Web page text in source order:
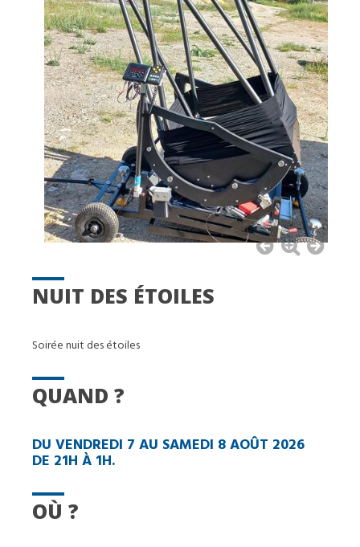
NUIT DES ÉTOILES
Soirée nuit des étoiles
QUAND ?
DU VENDREDI 7 AU SAMEDI 8 AOÛT 2026
DE 21H À 1H.
OÙ ?